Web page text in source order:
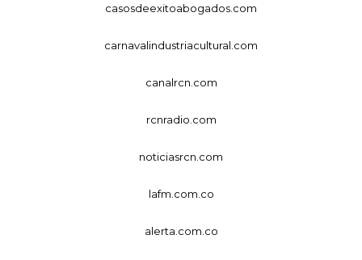
casosdeexitoabogados.com
carnavalindustriacultural.com
canalrcn.com
rcnradio.com
noticiasrcn.com
lafm.com.co
alerta.com.co